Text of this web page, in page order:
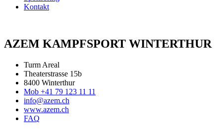
Kontakt
AZEM KAMPFSPORT WINTERTHUR
Turm Areal
Theaterstrasse 15b
8400 Winterthur
Mob +41 79 123 11 11
info@azem.ch
www.azem.ch
FAQ